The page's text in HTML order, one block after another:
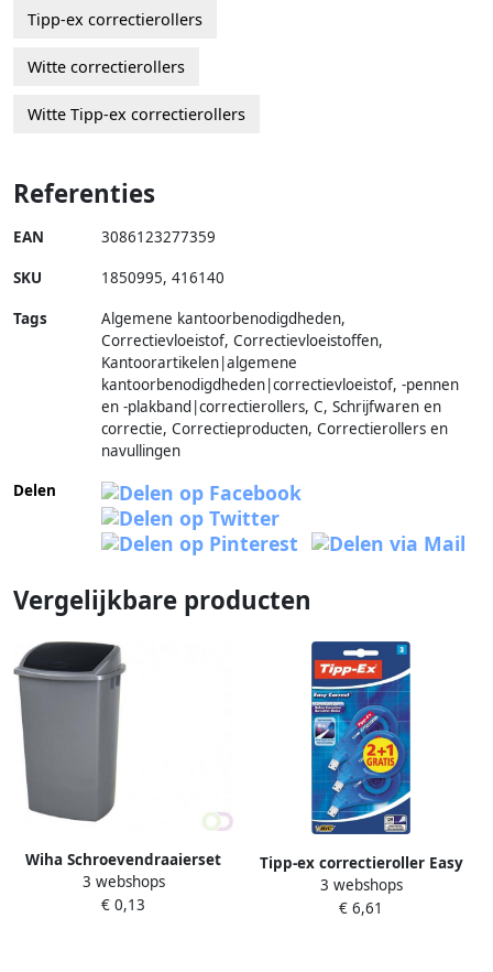
Tipp-ex correctierollers
Witte correctierollers
Witte Tipp-ex correctierollers
Referenties
EAN 3086123277359
SKU 1850995, 416140
Tags
Algemene kantoorbenodigdheden,
Correctievloeistof, Correctievloeistoffen,
Kantoorartikelen|algemene
kantoorbenodigdheden|correctievloeistof, -pennen
en -plakband|correctierollers, C, Schrijfwaren en
correctie, Correctieproducten, Correctierollers en
navullingen
Delen
Vergelijkbare producten
Wiha Schroevendraaierset
SoftFinish sleufkop
Â PhillipsÂ 6
3 webshops
€ 0,13
Tipp-ex correctieroller Easy
Correct blister van 3 stuks (2
+ 1 gratis)
3 webshops
€ 6,61